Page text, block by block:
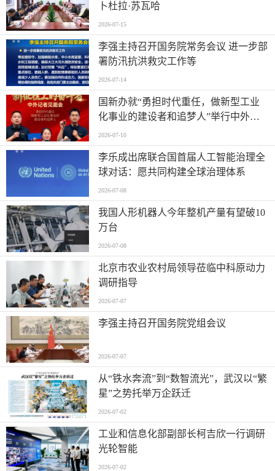
卜杜拉·苏瓦哈
2026-07-15
李强主持召开国务院常务会议 进一步部
署防汛抗洪救灾工作等
2026-07-14
国新办就“勇担时代重任，做新型工业
化事业的建设者和追梦人”举行中外记
者见面会
2026-07-10
李乐成出席联合国首届人工智能治理全
球对话：愿共同构建全球治理体系
2026-07-08
我国人形机器人今年整机产量有望破10
万台
2026-07-08
北京市农业农村局领导莅临中科原动力
调研指导
2026-07-07
李强主持召开国务院党组会议
2026-07-07
从“铁水奔流”到“数智流光”，武汉以“繁
星”之势托举万企跃迁
2026-07-02
工业和信息化部副部长柯吉欣一行调研
光轮智能
2026-07-02